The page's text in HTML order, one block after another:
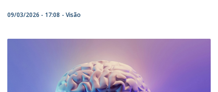
09/03/2026 - 17:08 Visão